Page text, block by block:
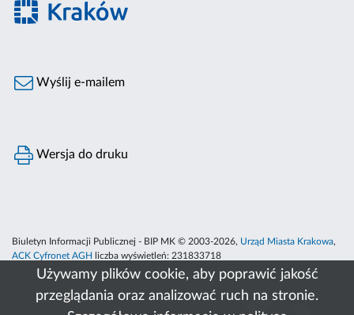
Używamy plików cookie, aby poprawić jakość
przeglądania oraz analizować ruch na stronie.
Wyślij e-mailem
Wersja do druku
Biuletyn Informacji Publicznej - BIP MK © 2003-2026, Urząd Miasta Krakowa,
ACK Cyfronet AGH
liczba wyświetleń: 231833718